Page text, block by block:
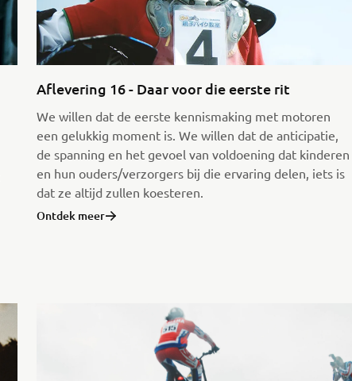
Aflevering 16 - Daar voor die eerste rit
We willen dat de eerste kennismaking met motoren
een gelukkig moment is. We willen dat de anticipatie,
de spanning en het gevoel van voldoening dat kinderen
en hun ouders/verzorgers bij die ervaring delen, iets is
dat ze altijd zullen koesteren.
Ontdek meer